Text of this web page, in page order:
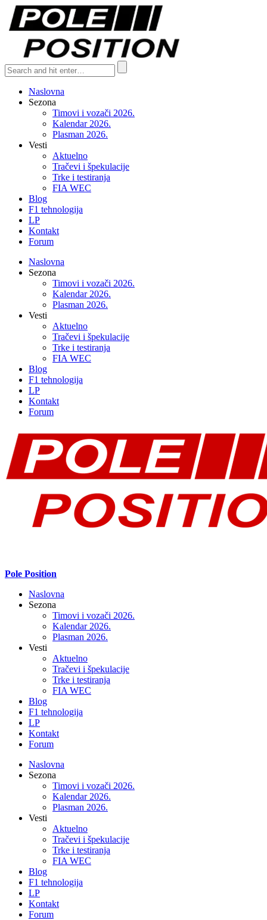
Naslovna
Sezona
Timovi i vozači 2026.
Kalendar 2026.
Plasman 2026.
Vesti
Aktuelno
Tračevi i špekulacije
Trke i testiranja
FIA WEC
Blog
F1 tehnologija
LP
Kontakt
Forum
Naslovna
Sezona
Timovi i vozači 2026.
Kalendar 2026.
Plasman 2026.
Vesti
Aktuelno
Tračevi i špekulacije
Trke i testiranja
FIA WEC
Blog
F1 tehnologija
LP
Kontakt
Forum
Pole Position
Naslovna
Sezona
Timovi i vozači 2026.
Kalendar 2026.
Plasman 2026.
Vesti
Aktuelno
Tračevi i špekulacije
Trke i testiranja
FIA WEC
Blog
F1 tehnologija
LP
Kontakt
Forum
Naslovna
Sezona
Timovi i vozači 2026.
Kalendar 2026.
Plasman 2026.
Vesti
Aktuelno
Tračevi i špekulacije
Trke i testiranja
FIA WEC
Blog
F1 tehnologija
LP
Kontakt
Forum